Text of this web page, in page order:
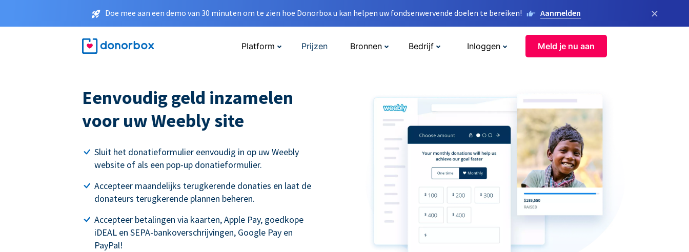
Doe mee aan een demo van 30 minuten om te zien hoe Donorbox u kan helpen uw fondsenwervende doelen te bereiken! Aanmelden ×
Platform Prijzen Bronnen Bedrijf Inloggen Meld je nu aan
Eenvoudig geld inzamelen
voor uw Weebly site
Sluit het donatieformulier eenvoudig in op uw Weebly
website of als een pop-up donatieformulier.
Accepteer maandelijks terugkerende donaties en laat de
donateurs terugkerende plannen beheren.
Accepteer betalingen via kaarten, Apple Pay, goedkope
iDEAL en SEPA-bankoverschrijvingen, Google Pay en
PayPal!